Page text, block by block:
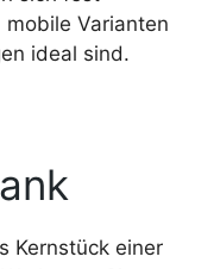
Varianten
ideal sind.
Kernstück einer